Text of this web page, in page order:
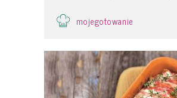
mojegotowanie